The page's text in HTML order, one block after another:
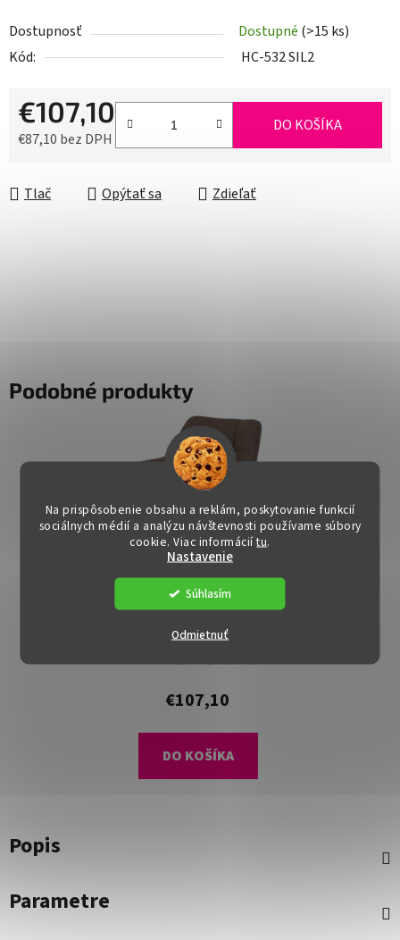
Na prispôsobenie obsahu a reklám, poskytovanie funkcií
sociálnych médií a analýzu návštevnosti používame súbory
cookie. Viac informáciítu.
Nastavenie
Odmietnuť
Súhlasím
Dostupnosť Dostupné (>15 ks)
Kód:
HC-532 SIL2
€107,10
€87,10 bez DPH
DO KOŠÍKA
Tlač Opýtať sa Zdieľať
Podobné produkty
DOPRAVA ZADARMO
Jedálenská stolička -
PAULA, Hnedá látka
€107,10
DO KOŠÍKA
Popis
Parametre